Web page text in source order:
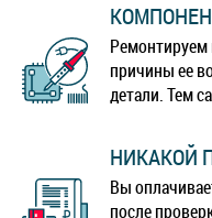
Ремонтируем
причины ее
детали. Тем
НИКАКОЙ
Вы
после